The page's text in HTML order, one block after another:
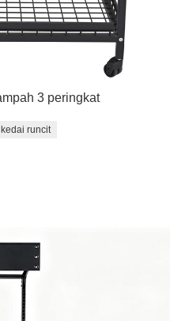
3 peringkat
runcit